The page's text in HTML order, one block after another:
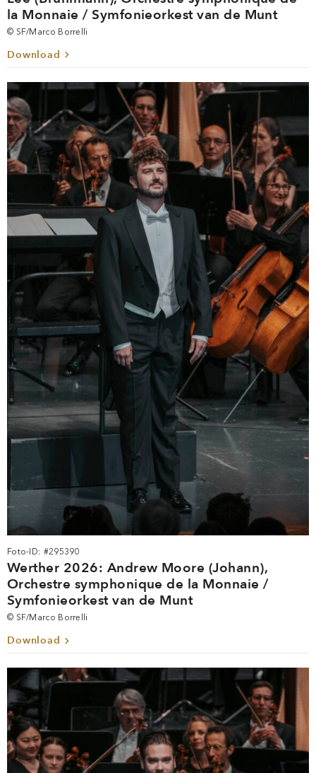
la Monnaie / Symfonieorkest van de Munt
© SF/Marco Borrelli
Download
Foto-ID: #295390
Werther 2026: Andrew Moore (Johann),
Orchestre symphonique de la Monnaie /
Symfonieorkest van de Munt
© SF/Marco Borrelli
Download